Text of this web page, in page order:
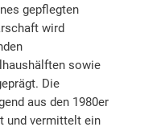
gepflegten
wird
sowie
Die
aus den 1980er
und vermittelt ein